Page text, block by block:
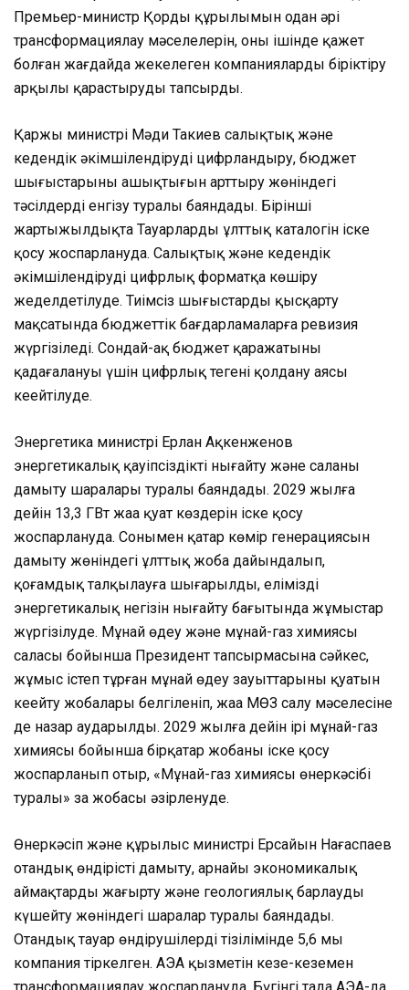
Премьер-министр Қордың құрылымын одан әрі
трансформациялау мәселелерін, оның ішінде қажет
болған жағдайда жекелеген компанияларды біріктіру
арқылы қарастыруды тапсырды.
Қаржы министрі Мәди Такиев салықтық және
кедендік әкімшілендіруді цифрландыру, бюджет
шығыстарының ашықтығын арттыру жөніндегі
тәсілдерді енгізу туралы баяндады. Бірінші
жартыжылдықта Тауарлардың ұлттық каталогін іске
қосу жоспарлануда. Салықтық және кедендік
әкімшілендіруді цифрлық форматқа көшіру
жеделдетілуде. Тиімсіз шығыстарды қысқарту
мақсатында бюджеттік бағдарламаларға ревизия
жүргізіледі. Сондай-ақ бюджет қаражатының
қадағалануы үшін цифрлық теңгені қолдану аясы
кеңейтілуде.
Энергетика министрі Ерлан Ақкенженов
энергетикалық қауіпсіздікті нығайту және саланы
дамыту шаралары туралы баяндады. 2029 жылға
дейін 13,3 ГВт жаңа қуат көздерін іске қосу
жоспарлануда. Сонымен қатар көмір генерациясын
дамыту жөніндегі ұлттық жоба дайындалып,
қоғамдық талқылауға шығарылды, еліміздің
энергетикалық негізін нығайту бағытында жұмыстар
жүргізілуде. Мұнай өңдеу және мұнай-газ химиясы
саласы бойынша Президент тапсырмасына сәйкес,
жұмыс істеп тұрған мұнай өңдеу зауыттарының қуатын
кеңейту жобалары белгіленіп, жаңа МӨЗ салу мәселесіне
де назар аударылды. 2029 жылға дейін ірі мұнай-газ
химиясы бойынша бірқатар жобаны іске қосу
жоспарланып отыр, «Мұнай-газ химиясы өнеркәсібі
туралы» заң жобасы әзірленуде.
Өнеркәсіп және құрылыс министрі Ерсайын Нағаспаев
отандық өндірісті дамыту, арнайы экономикалық
аймақтарды жаңғырту және геологиялық барлауды
күшейту жөніндегі шаралар туралы баяндады.
Отандық тауар өндірушілердің тізілімінде 5,6 мың
компания тіркелген. АЭА қызметін кезең-кезеңмен